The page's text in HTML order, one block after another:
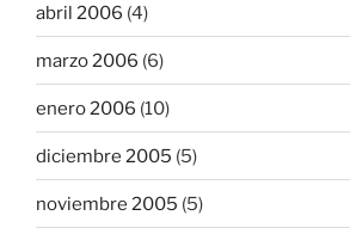
abril 2006 (4)
marzo 2006 (6)
enero 2006 (10)
diciembre 2005 (5)
noviembre 2005 (5)